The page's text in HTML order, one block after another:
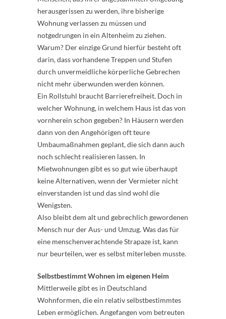
herausgerissen zu werden, ihre bisherige
Wohnung verlassen zu müssen und
notgedrungen in ein Altenheim zu ziehen.
Warum? Der einzige Grund hierfür besteht oft
darin, dass vorhandene Treppen und Stufen
durch unvermeidliche körperliche Gebrechen
nicht mehr überwunden werden können.
Ein Rollstuhl braucht Barrierefreiheit. Doch in
welcher Wohnung, in welchem Haus ist das von
vornherein schon gegeben? In Häusern werden
dann von den Angehörigen oft teure
Umbaumaßnahmen geplant, die sich dann auch
noch schlecht realisieren lassen. In
Mietwohnungen gibt es so gut wie überhaupt
keine Alternativen, wenn der Vermieter nicht
einverstanden ist und das sind wohl die
Wenigsten.
Also bleibt dem alt und gebrechlich gewordenen
Mensch nur der Aus- und Umzug. Was das für
eine menschenverachtende Strapaze ist, kann
nur beurteilen, wer es selbst miterleben musste.
Selbstbestimmt Wohnen im eigenen Heim
Mittlerweile gibt es in Deutschland
Wohnformen, die ein relativ selbstbestimmtes
Leben ermöglichen. Angefangen vom betreuten